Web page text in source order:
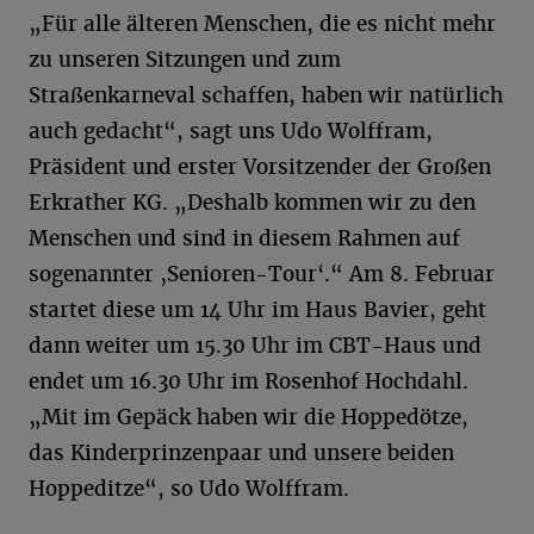
„Für alle älteren Menschen, die es nicht mehr
zu unseren Sitzungen und zum
Straßenkarneval schaffen, haben wir natürlich
auch gedacht“, sagt uns Udo Wolffram,
Präsident und erster Vorsitzender der Großen
Erkrather KG. „Deshalb kommen wir zu den
Menschen und sind in diesem Rahmen auf
sogenannter ‚Senioren-Tour‘.“ Am 8. Februar
startet diese um 14 Uhr im Haus Bavier, geht
dann weiter um 15.30 Uhr im CBT-Haus und
endet um 16.30 Uhr im Rosenhof Hochdahl.
„Mit im Gepäck haben wir die Hoppedötze,
das Kinderprinzenpaar und unsere beiden
Hoppeditze“, so Udo Wolffram.